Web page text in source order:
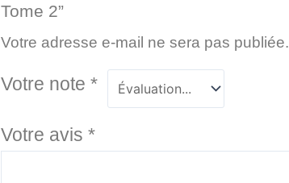
Tome 2”
Votre adresse e-mail ne sera pas publiée.
Votre note*
Votre avis*